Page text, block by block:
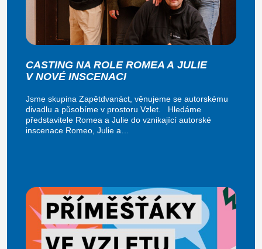
CASTING NA ROLE ROMEA A JULIE
V NOVÉ INSCENACI
Jsme skupina Zapětdvanáct, věnujeme se autorskému
divadlu a působíme v prostoru Vzlet. Hledáme
představitele Romea a Julie do vznikající autorské
inscenace Romeo, Julie a…